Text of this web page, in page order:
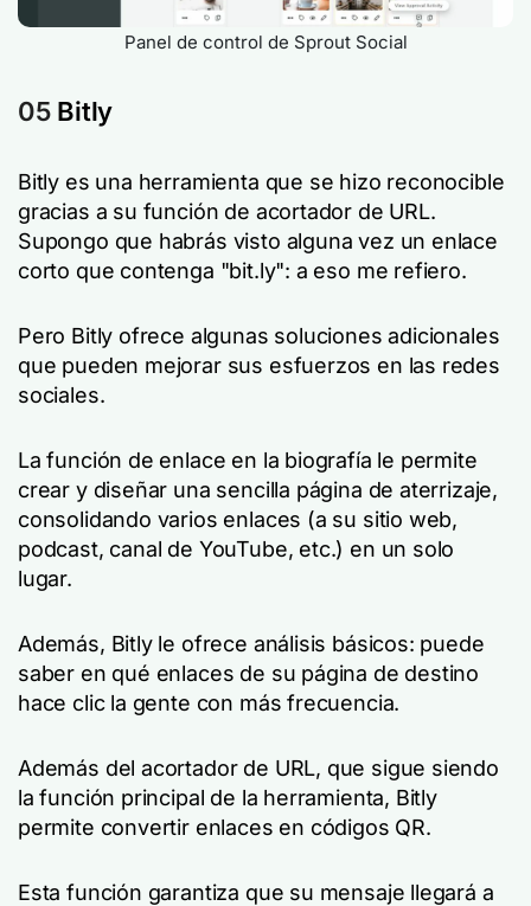
Panel de control de Sprout Social
05 Bitly
Bitly es una herramienta que se hizo reconocible
gracias a su función de acortador de URL.
Supongo que habrás visto alguna vez un enlace
corto que contenga "bit.ly": a eso me refiero.
Pero Bitly ofrece algunas soluciones adicionales
que pueden mejorar sus esfuerzos en las redes
sociales.
La función de enlace en la biografía le permite
crear y diseñar una sencilla página de aterrizaje,
consolidando varios enlaces (a su sitio web,
podcast, canal de YouTube, etc.) en un solo
lugar.
Además, Bitly le ofrece análisis básicos: puede
saber en qué enlaces de su página de destino
hace clic la gente con más frecuencia.
Además del acortador de URL, que sigue siendo
la función principal de la herramienta, Bitly
permite convertir enlaces en códigos QR.
Esta función garantiza que su mensaje llegará a